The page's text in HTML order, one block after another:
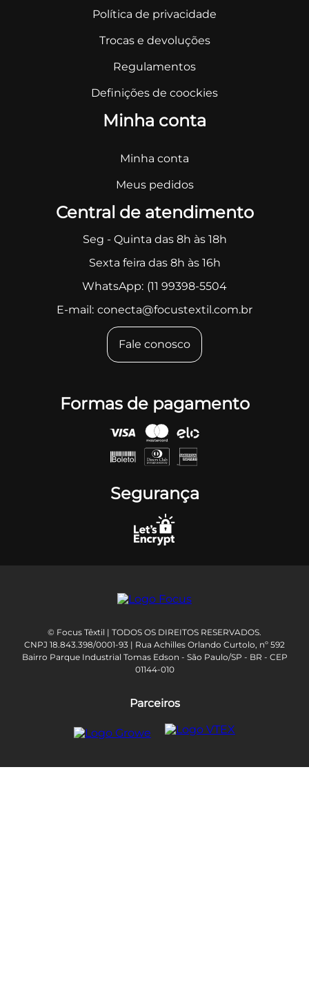
Política de privacidade
Trocas e devoluções
Regulamentos
Definições de coockies
Minha conta
Minha conta
Meus pedidos
Central de atendimento
Seg - Quinta das 8h às 18h
Sexta feira das 8h às 16h
WhatsApp: (11 99398-5504
E-mail: conecta@focustextil.com.br
Fale conosco
Formas de pagamento
Segurança
© Focus Têxtil | TODOS OS DIREITOS RESERVADOS.
CNPJ 18.843.398/0001-93 | Rua Achilles Orlando Curtolo, nº 592
Bairro Parque Industrial Tomas Edson - São Paulo/SP - BR - CEP
01144-010
Parceiros